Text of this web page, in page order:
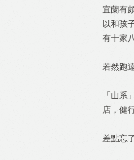
宜蘭有
以和孩
有十家
若然跑
「山
店，健
差點忘